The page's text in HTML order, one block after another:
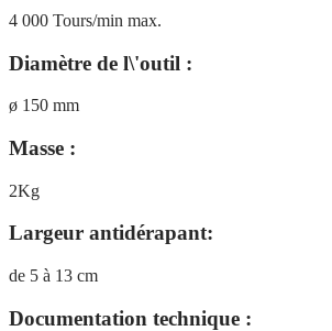
4 000 Tours/min max.
Diamètre de l\'outil :
ø 150 mm
Masse :
2Kg
Largeur antidérapant:
de 5 à 13 cm
Documentation technique :